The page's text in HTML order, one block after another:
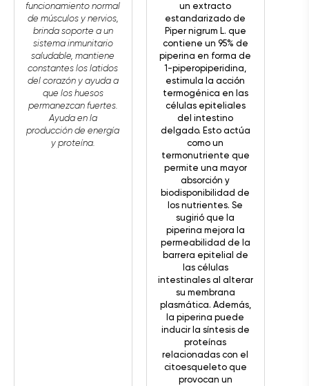
funcionamiento normal
de músculos y nervios,
brinda soporte a un
sistema inmunitario
saludable, mantiene
constantes los latidos
del corazón y ayuda a
que los huesos
permanezcan fuertes.
Ayuda en la
producción de energía
y proteína.
un extracto
estandarizado de
Piper nigrum L. que
contiene un 95% de
piperina en forma de
1-piperopiperidina,
estimula la acción
termogénica en las
células epiteliales
del intestino
delgado. Esto actúa
como un
termonutriente que
permite una mayor
absorción y
biodisponibilidad de
los nutrientes. Se
sugirió que la
piperina mejora la
permeabilidad de la
barrera epitelial de
las células
intestinales al alterar
su membrana
plasmática. Además,
la piperina puede
inducir la síntesis de
proteínas
relacionadas con el
citoesqueleto que
provocan un